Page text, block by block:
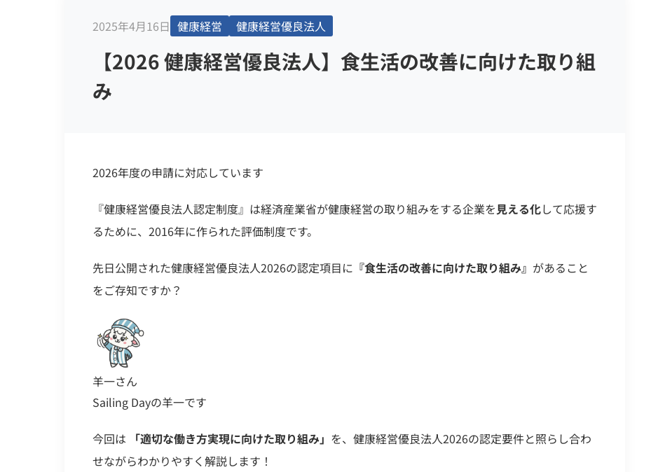
2025年4月16日 健康経営 健康経営優良法人
【2026 健康経営優良法人】食生活の改善に向けた取り組
み
2026年度の申請に対応しています
『健康経営優良法人認定制度』は経済産業省が健康経営の取り組みをする企業を見える化して応援す
るために、2016年に作られた評価制度です。
先日公開された健康経営優良法人2026の認定項目に 『食生活の改善に向けた取り組み』 があること
をご存知ですか？
羊一さん
Sailing Dayの羊一です
今回は 「適切な働き方実現に向けた取り組み」 を、健康経営優良法人2026の認定要件と照らし合わ
せながらわかりやすく解説します！